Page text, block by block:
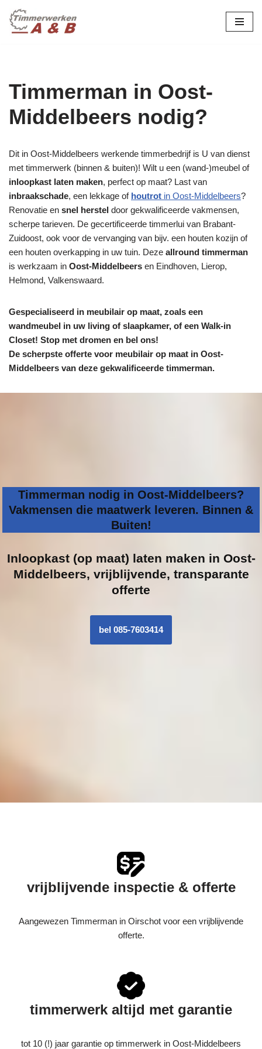
Ga
Timmerman in Oost-
Middelbeers nodig?
Dit in Oost-Middelbeers werkende timmerbedrijf is U van dienst
met timmerwerk (binnen & buiten)! Wilt u een (wand-)meubel of
inloopkast laten maken, perfect op maat? Last van
inbraakschade, een lekkage of houtrot in Oost-Middelbeers?
Renovatie en snel herstel door gekwalificeerde vakmensen,
scherpe tarieven. De gecertificeerde timmerlui van Brabant-
Zuidoost, ook voor de vervanging van bijv. een houten kozijn of
een houten overkapping in uw tuin. Deze allround timmerman
is werkzaam in Oost-Middelbeers en Eindhoven, Lierop,
Helmond, Valkenswaard.
Gespecialiseerd in meubilair op maat, zoals een
wandmeubel in uw living of slaapkamer, of een Walk-in
Closet! Stop met dromen en bel ons!
De scherpste offerte voor meubilair op maat in Oost-
Middelbeers van deze gekwalificeerde timmerman.
Timmerman nodig in Oost-Middelbeers?
Vakmensen die maatwerk leveren. Binnen &
Buiten!
Inloopkast (op maat) laten maken in Oost-
Middelbeers, vrijblijvende, transparante
offerte
bel 085-7603414
vrijblijvende inspectie & offerte
Aangewezen Timmerman in Oirschot voor een vrijblijvende
offerte.
timmerwerk altijd met garantie
tot 10 (!) jaar garantie op timmerwerk in Oost-Middelbeers